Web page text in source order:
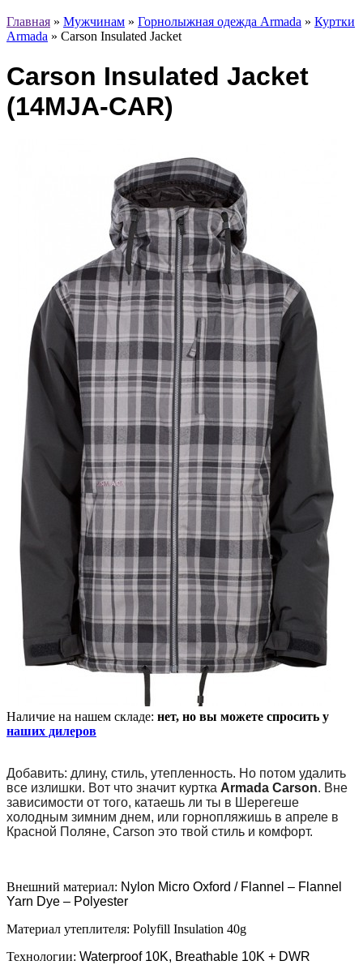
Главная » Мужчинам » Горнолыжная одежда Armada » Куртки
Armada » Carson Insulated Jacket
Carson Insulated Jacket
(14MJA-CAR)
Наличие на нашем складе: нет, но вы можете спросить у
наших дилеров
Добавить: длину, стиль, утепленность. Но потом удалить
все излишки. Вот что значит куртка Armada Carson. Вне
зависимости от того, катаешь ли ты в Шерегеше
холодным зимним днем, или горнопляжишь в апреле в
Красной Поляне, Carson это твой стиль и комфорт.
Внешний материал: Nylon Micro Oxford / Flannel – Flannel
Yarn Dye – Polyester
Материал утеплителя: Polyfill Insulation 40g
Технологии: Waterproof 10K, Breathable 10K + DWR